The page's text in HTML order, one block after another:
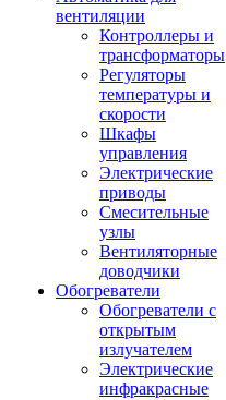
вентиляции
Контроллеры и
трансформаторы
Регуляторы
температуры и
скорости
Шкафы
управления
Электрические
приводы
Смесительные
узлы
Вентиляторные
доводчики
Обогреватели
Обогреватели с
открытым
излучателем
Электрические
инфракрасные